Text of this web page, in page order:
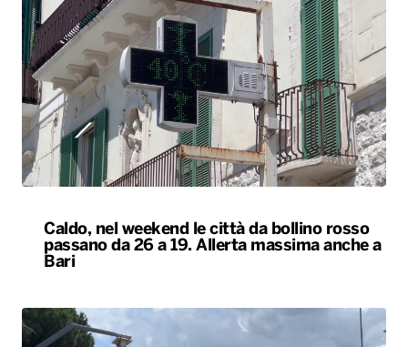
Caldo, nel weekend le città da bollino rosso
passano da 26 a 19. Allerta massima anche a
Bari